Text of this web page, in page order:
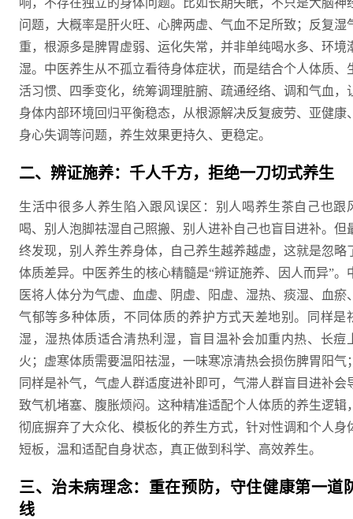
问题，大概率是肝火旺、心脾两虚、气血不足所致；反复湿
重，根源多是脾胃虚弱、运化失常，并非单纯喝水多、环境
湿。中医养生从不孤立看待身体症状，而是结合个人体质、
活习惯、四季变化，统筹调理脏腑、疏通经络、调和气血，
身体内部环境回归平衡稳态，从根源解决反复疲劳、亚健康
身心失调等问题，养生效果更持久、更稳定。
二、辨证施养：千人千方，拒绝一刀切式养生
生活中很多人养生陷入跟风误区：别人喝养生茶自己也跟
喝、别人泡脚祛湿自己照搬、别人进补自己也盲目进补。但
终发现，别人养生养身体，自己养生越养越虚，这就是忽略
体质差异。中医养生的核心精髓是“辨证施养、因人而异”。
医将人体分为气虚、血虚、阴虚、阳虚、湿热、痰湿、血瘀
气郁等多种体质，不同体质的养护方式天差地别。同样是
湿，湿热体质适合清热利湿，盲目温补会加重内热、长痘
火；虚寒体质需要温阳祛湿，一味寒凉清热会损伤脾胃阳气
同样是补气，气虚人群适度进补即可，气滞人群盲目进补会
致气机堵塞、腹胀烦闷。这种精准适配个人体质的养生逻辑
彻底摒弃了大众化、模板化的养生方式，针对性调和个人身
短板，温和适配自身状态，真正做到科学、高效养生。
三、治未病理念：重在预防，守住健康第一道
线